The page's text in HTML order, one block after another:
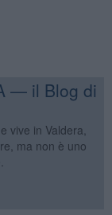
— il Blog di
vive in Valdera,
ma non è uno